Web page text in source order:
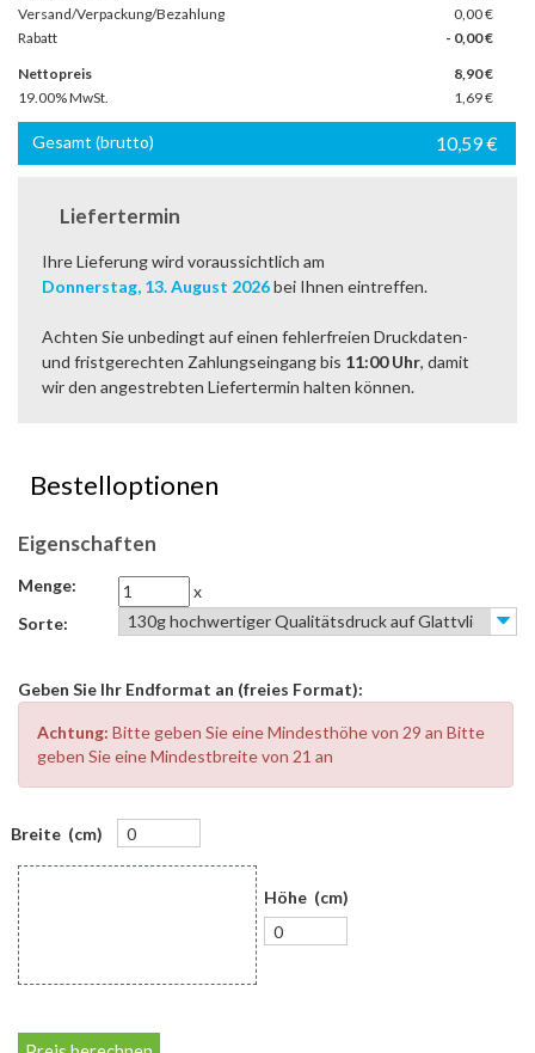
Versand/Verpackung/Bezahlung
0,00 €
Rabatt
- 0,00 €
Nettopreis
8,90€
19.00% MwSt.
1,69€
Gesamt (brutto) 10,59€
Liefertermin
Ihre Lieferung wird voraussichtlich am
Donnerstag, 13. August 2026bei Ihnen eintreffen.
Achten Sie unbedingt auf einen fehlerfreien Druckdaten-
und fristgerechten Zahlungseingang bis 11:00 Uhr, damit
wir den angestrebten Liefertermin halten können.
Bestelloptionen
Eigenschaften
Menge:
x
Sorte:
Geben Sie Ihr Endformat an (freies Format):
Achtung: Bitte geben Sie eine Mindesthöhe von 29 an Bitte
geben Sie eine Mindestbreite von 21 an
Breite (cm)
Höhe (cm)